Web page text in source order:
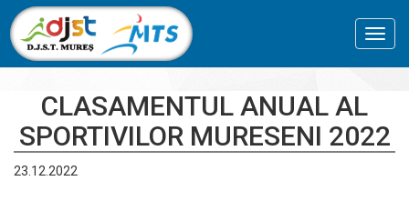
CLASAMENTUL ANUAL AL
SPORTIVILOR MURESENI 2022
23.12.2022